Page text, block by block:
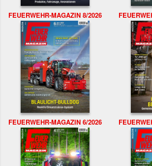
FEUERWEHR-MAGAZIN 8/2026
FEUERWEHR-MAGAZIN 6/2026